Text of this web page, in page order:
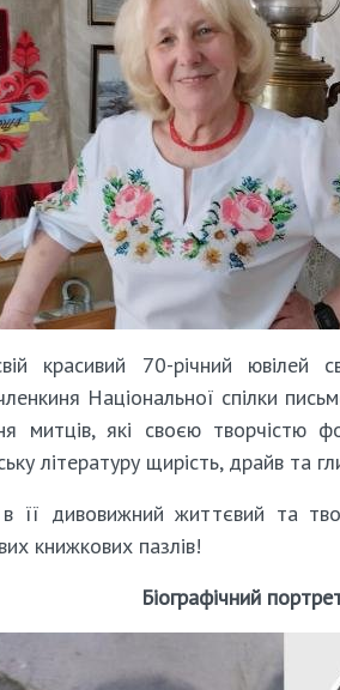
красивий 70-річний ювілей
Національної спілки
митців, які своєю творчістю
літературу щирість, драйв та
її дивовижний життєвий та
книжкових пазлів!
Біографічний